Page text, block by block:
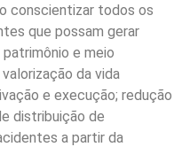
conscientizar todos os
que possam gerar
e meio
da vida
e execução; redução
distribuição de
a partir da